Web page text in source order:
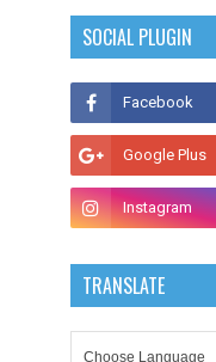
SOCIAL PLUGIN
TRANSLATE